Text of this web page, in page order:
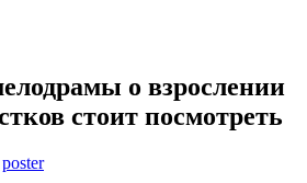
о взрослении
стоит посмотреть
poster